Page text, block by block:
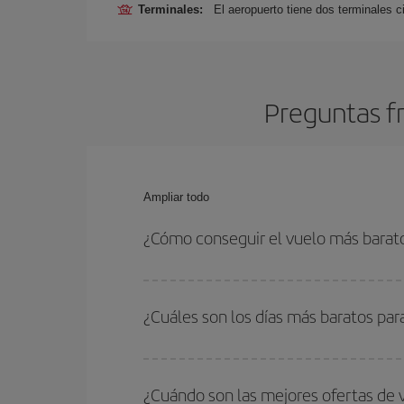
Terminales: El aeropuerto tiene dos terminales
Preguntas
Ampliar todo
¿Cómo conseguir el vuelo más
vuelta. Además, si no tienes decidido un
¿Cuáles son los días más baratos
quieres ir y en qué fechas habías pensado
¿Cuándo son las mejores ofertas de